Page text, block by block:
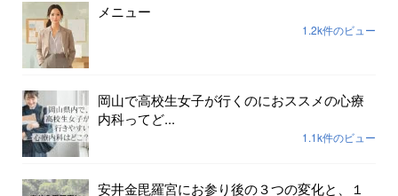
メニュー
1.2k件のビュー
岡山で高校生女子が行くのにおススメの心療
内科ってど...
1.1k件のビュー
安井金毘羅宮にお参り後の３つの変化と、１